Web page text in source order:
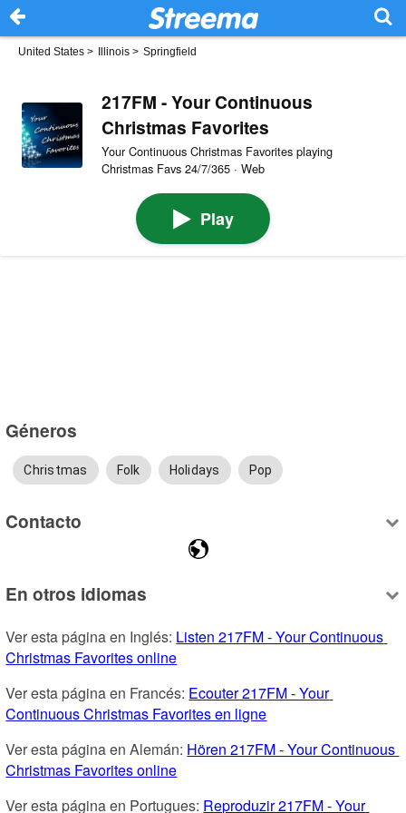
United States > Illinois > Springfield
217FM - Your Continuous
Christmas Favorites
Your Continuous Christmas Favorites playing
Christmas Favs 24/7/365 · Web
Play
Géneros
Christmas Folk Holidays Pop
Contacto
En otros idiomas
Ver esta página en Inglés: Listen 217FM - Your Continuous
Christmas Favorites online
Ver esta página en Francés: Ecouter 217FM - Your
Continuous Christmas Favorites en ligne
Ver esta página en Alemán: Hören 217FM - Your Continuous
Christmas Favorites online
Ver esta página en Portugues: Reproduzir 217FM - Your